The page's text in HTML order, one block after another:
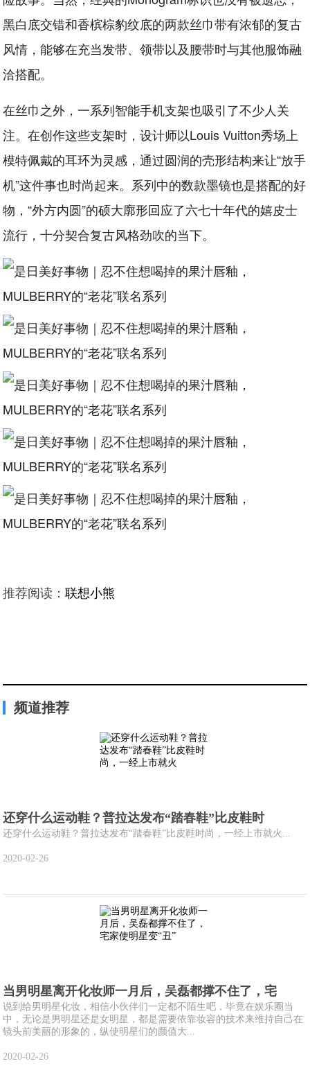
黑白底交错和香槟棕豹纹底的两款丝巾带有浓郁的复古
风情，能够在充当发带、领带以及腰带时与其他服饰融
洽搭配。
在丝巾之外，一系列智能手机支架也吸引了不少人关
注。在创作这些支架时，设计师以Louis Vuitton秀场上
模特佩戴的耳环为灵感，通过圆润的壳形结构来让“放手
机”这件事也时尚起来。系列中的数款墨镜也是搭配的好
物，“外方内圆”的硕大廓形回应了六七十年代的嬉皮士
流行，十分契合复古风格劲吹的当下。
推荐阅读：联想小熊
频道推荐
还穿什么运动鞋？普拉达发布“踏春鞋”比皮鞋时
还穿什么运动鞋？普拉达发布“踏春鞋”比皮鞋时尚，一经上市就火...
2020-02-26
当男明星离开化妆师一月后，吴磊都撑不住了，宅
说到给男明星化妆，相信小伙伴们一定都不陌生吧，毕竟在娱乐圈当
中，无论是男明星还是女明星，都是需要依靠妆容的技术来维持自己在
镜头前美丽的形象的，纵使明星们的颜值大...
2020-02-26